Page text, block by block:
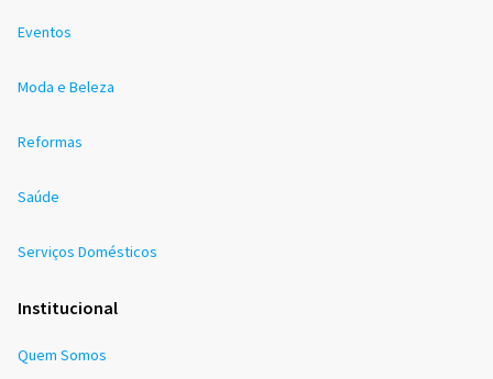
Eventos
Moda e Beleza
Reformas
Saúde
Serviços Domésticos
Institucional
Quem Somos